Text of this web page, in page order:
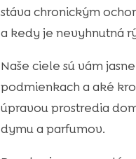
stáva chronickým
a kedy je nevyhnutná
Naše ciele sú vám
podmienkach a aké
úpravou prostredia
dymu a parfumov.